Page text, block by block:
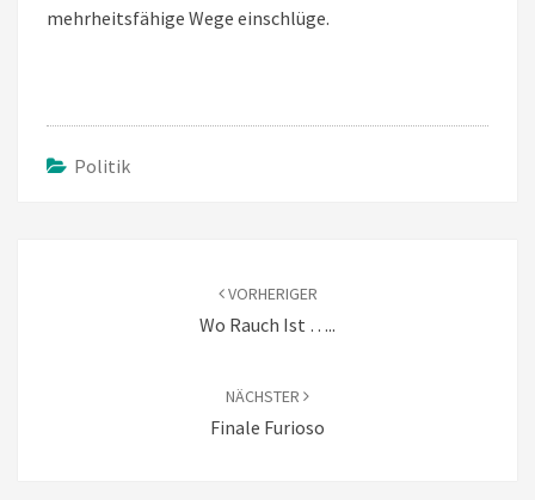
mehrheitsfähige Wege einschlüge.
Politik
VORHERIGER
Wo Rauch Ist …..
NÄCHSTER
Finale Furioso